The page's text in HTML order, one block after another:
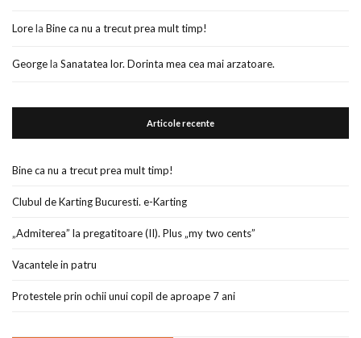
Lorela Bine ca nu a trecut prea mult timp!
Georgela Sanatatea lor. Dorinta mea cea mai arzatoare.
Articole recente
Bine ca nu a trecut prea mult timp!
Clubul de Karting Bucuresti. e-Karting
„Admiterea” la pregatitoare (II). Plus „my two cents”
Vacantele in patru
Protestele prin ochii unui copil de aproape 7 ani